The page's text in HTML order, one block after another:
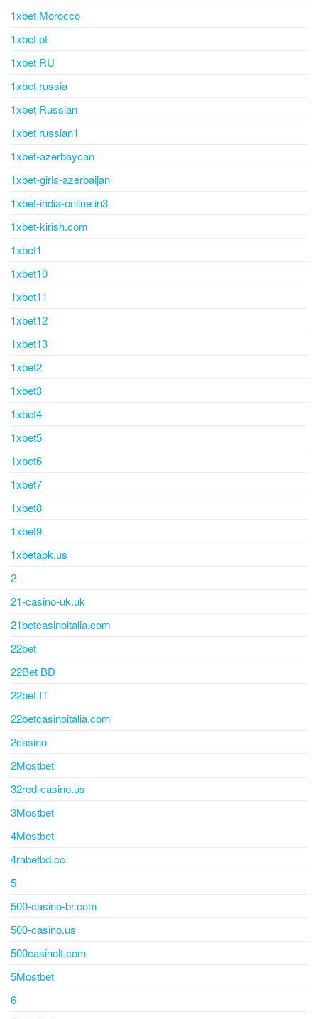
1xbet Morocco
1xbet pt
1xbet RU
1xbet russia
1xbet Russian
1xbet russian1
1xbet-azerbaycan
1xbet-giris-azerbaijan
1xbet-india-online.in3
1xbet-kirish.com
1xbet1
1xbet10
1xbet11
1xbet12
1xbet13
1xbet2
1xbet3
1xbet4
1xbet5
1xbet6
1xbet7
1xbet8
1xbet9
1xbetapk.us
2
21-casino-uk.uk
21betcasinoitalia.com
22bet
22Bet BD
22bet IT
22betcasinoitalia.com
2casino
2Mostbet
32red-casino.us
3Mostbet
4Mostbet
4rabetbd.cc
5
500-casino-br.com
500-casino.us
500casinolt.com
5Mostbet
6